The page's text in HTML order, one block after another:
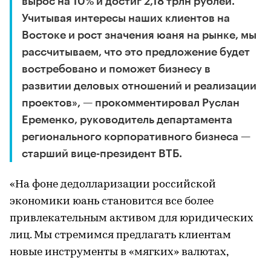
Учитывая интересы наших клиентов на
Востоке и рост значения юаня на рынке, мы
рассчитываем, что это предложение будет
востребовано и поможет бизнесу в
развитии деловых отношений и реализации
проектов», — прокомментировал Руслан
Еременко, руководитель департамента
регионального корпоративного бизнеса —
старший вице-президент ВТБ.
«На фоне дедолларизации российской
экономики юань становится все более
привлекательным активом для юридических
лиц. Мы стремимся предлагать клиентам
новые инструменты в «мягких» валютах,